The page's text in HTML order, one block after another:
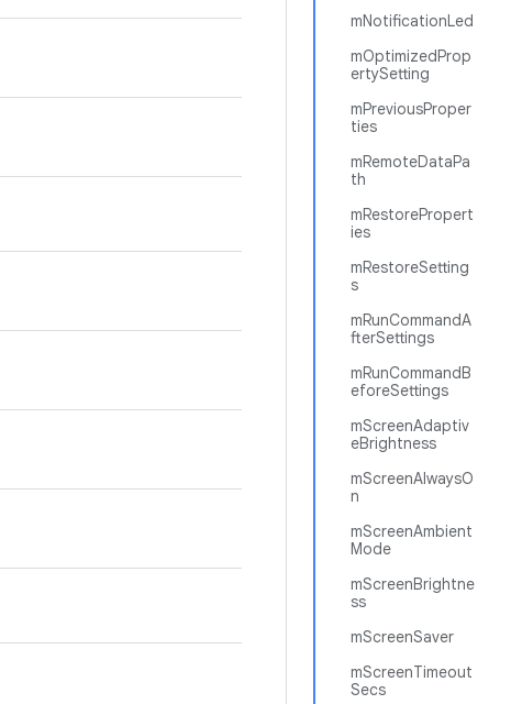
mNotificationLed
mOptimizedProp
ertySetting
mPreviousProper
ties
mRemoteDataPa
th
mRestorePropert
ies
mRestoreSetting
s
mRunCommandA
fterSettings
mRunCommandB
eforeSettings
mScreenAdaptiv
eBrightness
mScreenAlwaysO
n
mScreenAmbient
Mode
mScreenBrightne
ss
mScreenSaver
mScreenTimeout
Secs